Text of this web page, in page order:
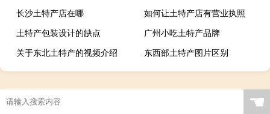
长沙土特产店在哪
如何让土特产店有营业执照
土特产包装设计的缺点
广州小吃土特产品牌
关于东北土特产的视频介绍
东西部土特产图片区别
☚